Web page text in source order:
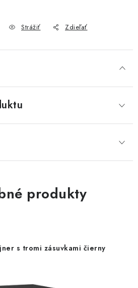
Strážiť Zdieľať
produkty
s tromi zásuvkami čierny